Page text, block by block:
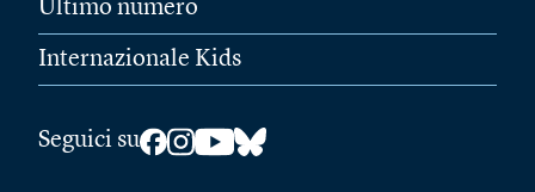
Ultimo numero
Internazionale Kids
Seguici su